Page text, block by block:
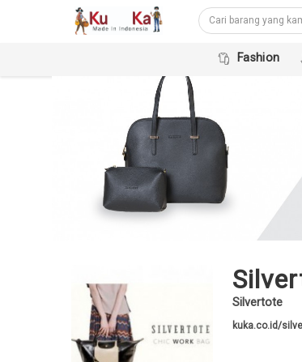
Fashion
Silvertote
kuka.co.id/